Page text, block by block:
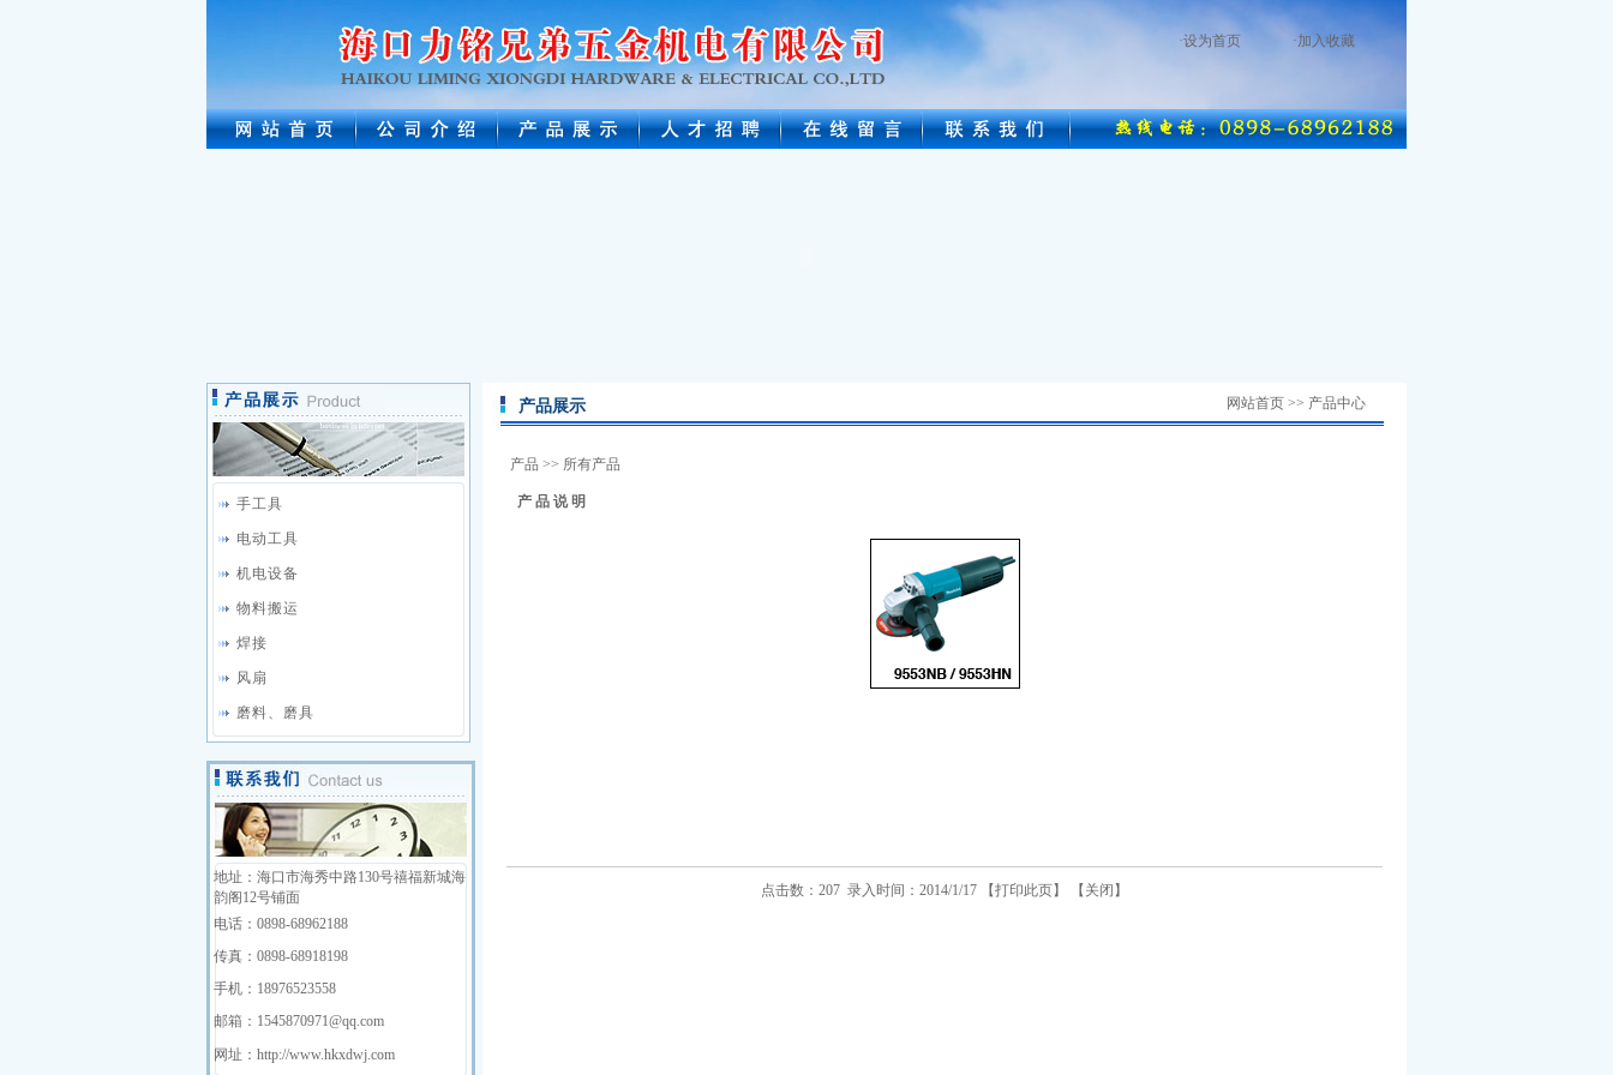
·设为首页 ·加入收藏
手工具
电动工具
机电设备
物料搬运
焊接
风扇
磨料、磨具
地址：海口市海秀中路130号禧福新城海
韵阁12号铺面
电话：0898-68962188
传真：0898-68918198
手机：18976523558
邮箱：1545870971@qq.com
网址：http://www.hkxdwj.com
产品展示 网站首页 >> 产品中心
产品 >> 所有产品
产 品 说 明
点击数：207 录入时间：2014/1/17 【打印此页】 【 关闭 】